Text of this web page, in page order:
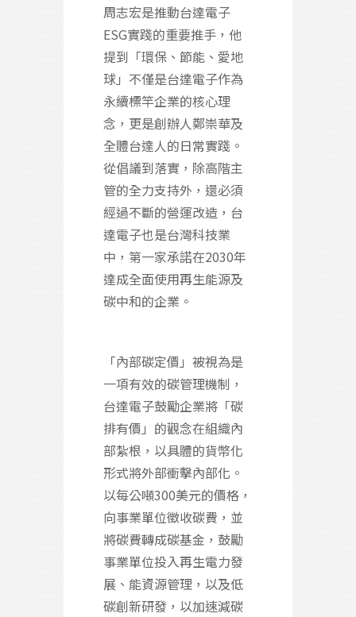
周志宏是推動台達電子
ESG實踐的重要推手，他
提到「環保、節能、愛地
球」不僅是台達電子作為
永續標竿企業的核心理
念，更是創辦人鄭崇華及
全體台達人的日常實踐。
從倡議到落實，除高階主
管的全力支持外，還必須
經過不斷的營運改造，台
達電子也是台灣科技業
中，第一家承諾在2030年
達成全面使用再生能源及
碳中和的企業。
「內部碳定價」被視為是
一項有效的碳管理機制，
台達電子鼓勵企業將「碳
排有價」的觀念在組織內
部紮根，以具體的貨幣化
形式將外部衝擊內部化。
以每公噸300美元的價格，
向事業單位徵收碳費，並
將碳費轉成碳基金，鼓勵
事業單位投入再生電力發
展、能資源管理，以及低
碳創新研發，以加速減碳